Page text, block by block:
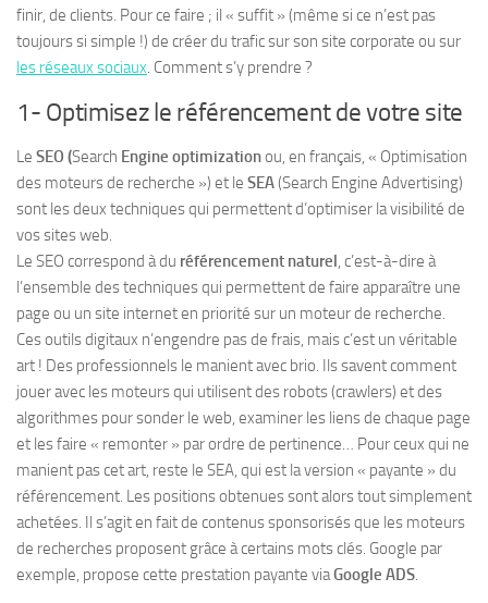
finir, de clients. Pour ce faire ; il « suffit » (même si ce n’est pas
toujours si simple !) de créer du trafic sur son site corporate ou sur
les réseaux sociaux. Comment s’y prendre ?
1- Optimisez le référencement de votre site
Le SEO (Search Engine optimizationou, en français, « Optimisation
des moteurs de recherche ») et le SEA(Search Engine Advertising)
sont les deux techniques qui permettent d’optimiser la visibilité de
vos sites web.
Le SEO correspond à du référencement naturel, c’est-à-dire à
l’ensemble des techniques qui permettent de faire apparaître une
page ou un site internet en priorité sur un moteur de recherche.
Ces outils digitaux n’engendre pas de frais, mais c’est un véritable
art ! Des professionnels le manient avec brio. Ils savent comment
jouer avec les moteurs qui utilisent des robots (crawlers) et des
algorithmes pour sonder le web, examiner les liens de chaque page
et les faire « remonter » par ordre de pertinence… Pour ceux qui ne
manient pas cet art, reste le SEA, qui est la version « payante » du
référencement. Les positions obtenues sont alors tout simplement
achetées. Il s’agit en fait de contenus sponsorisés que les moteurs
de recherches proposent grâce à certains mots clés. Google par
exemple, propose cette prestation payante viaGoogle ADS.